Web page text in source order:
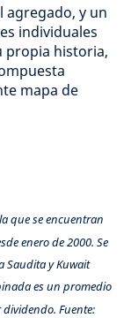
agregado, y un
individuales
propia historia,
mapa de
que se encuentran
enero de 2000. Se
Saudita y Kuwait
es un promedio
dividendo. Fuente: